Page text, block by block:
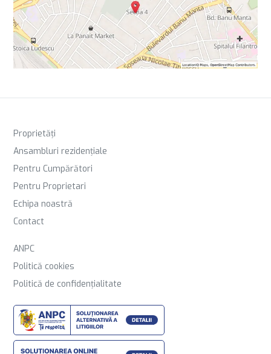
Proprietăți
Ansambluri rezidențiale
Pentru Cumpărători
Pentru Proprietari
Echipa noastră
Contact
ANPC
Politică cookies
Politică de confidențialitate